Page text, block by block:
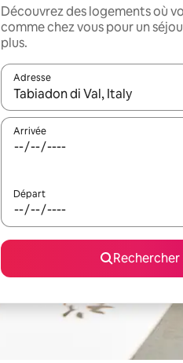
Découvrez des logements où
comme chez vous pour un
plus.
Adresse
Lorsque les résultats s'affichent,
Arrivée
Départ
Rechercher